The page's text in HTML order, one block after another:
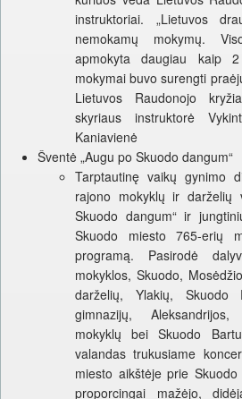
instruktoriai. „Lietuvos
nemokamų mokymų.
apmokyta daugiau kaip
mokymai buvo surengti
Lietuvos Raudonojo
skyriaus instruktorė
Kaniavienė
Šventė „Augu po Skuodo dangum“
Tarptautinę vaikų gynimo
rajono mokyklų ir darželių
Skuodo dangum“ ir
Skuodo miesto 765-erių
programą. Pasirodė
mokyklos, Skuodo,
darželių, Ylakių, Skuodo
gimnazijų,
mokyklų bei Skuodo
valandas trukusiame
miesto aikštėje prie
proporcingai mažėjo,